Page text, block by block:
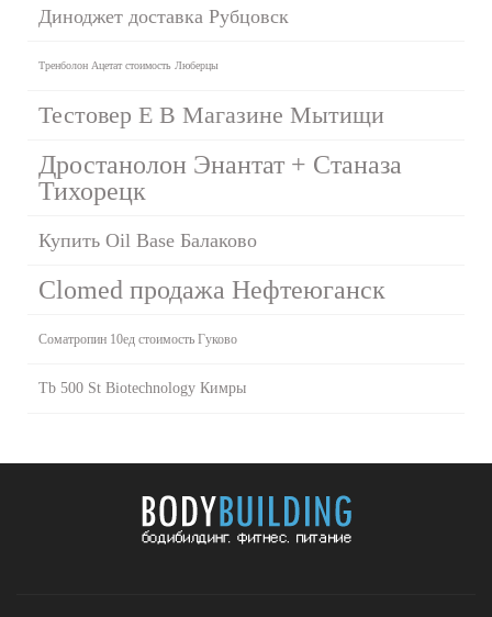
Диноджет доставка Рубцовск
Тренболон Ацетат стоимость Люберцы
Тестовер Е В Магазине Мытищи
Дростанолон Энантат + Станаза
Тихорецк
Купить Oil Base Балаково
Clomed продажа Нефтеюганск
Cоматропин 10ед стоимость Гуково
Tb 500 St Biotechnology Кимры